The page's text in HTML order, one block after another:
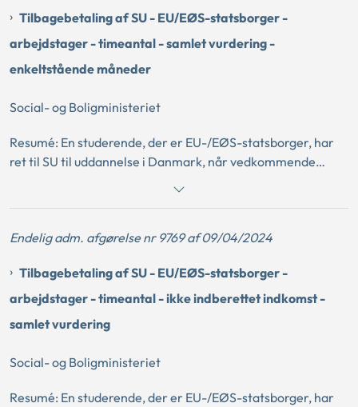
udgør et marginalt supplement. Ved vurderingen heraf
lægges vægt på den studerendes timeantal,
bruttoindkomst og ansættelsens øvrige forhold.
Tilbagebetaling af SU - EU/EØS-statsborger -
arbejdstager - timeantal - samlet vurdering -
enkeltstående måneder
Social- og Boligministeriet
Resumé: En studerende, der er EU-/EØS-statsborger, har
ret til SU til uddannelse i Danmark, når vedkommende
efter EU-retten, at den studerende efter en samlet
udgør et marginalt supplement. Ved vurderingen heraf
lægges vægt på den studerendes timeantal,
bruttoindkomst og ansættelsens øvrige forhold. Det er en
betingelse, at beskæftigelsen opretholdes i en vis periode.
Det er ikke tilstrækkeligt for at anse beskæftigelsen for
faktisk og reel, at den studerende i enkeltstående måneder
har et højt timeantal og en høj bruttoindkomst.
Endelig adm. afgørelse nr 9769 af 09/04/2024
Tilbagebetaling af SU - EU/EØS-statsborger -
arbejdstager - timeantal - ikke indberettet indkomst -
samlet vurdering
Social- og Boligministeriet
Resumé: En studerende, der er EU-/EØS-statsborger, har